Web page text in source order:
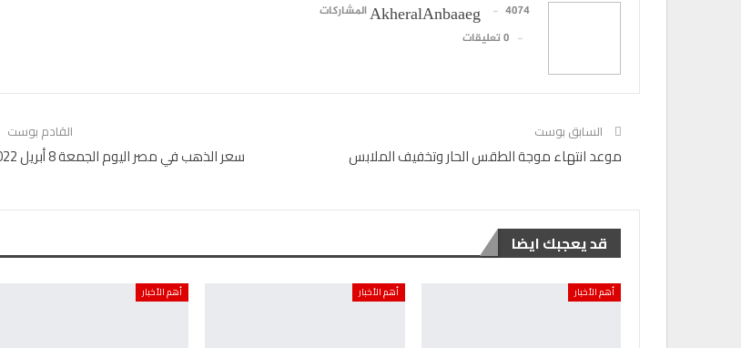
AkheralAnbaaeg
4074 المشاركات
0 تعليقات
السابق بوست
موعد انتهاء موجة الطقس الحار وتخفيف الملابس
القادم بوست
سعر الذهب في مصر اليوم الجمعة 8 أبريل 2022
قد يعجبك ايضا
أهم الأخبار أهم الأخبار أهم الأخبار